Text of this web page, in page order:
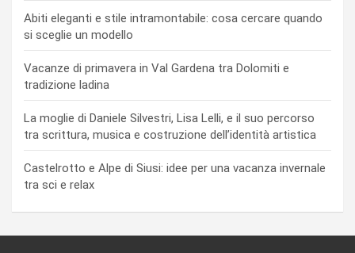
Abiti eleganti e stile intramontabile: cosa cercare quando
si sceglie un modello
Vacanze di primavera in Val Gardena tra Dolomiti e
tradizione ladina
La moglie di Daniele Silvestri, Lisa Lelli, e il suo percorso
tra scrittura, musica e costruzione dell’identità artistica
Castelrotto e Alpe di Siusi: idee per una vacanza invernale
tra sci e relax